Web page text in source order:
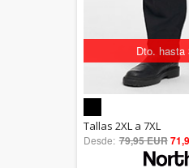
Dto. hasta
5.00
out of 5
Tallas 2XL a 7XL
Desde: 79,95 EUR